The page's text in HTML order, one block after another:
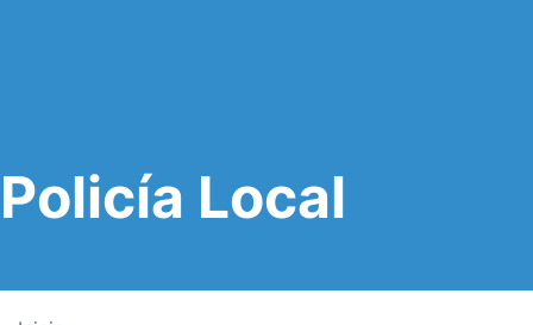
Policía Local